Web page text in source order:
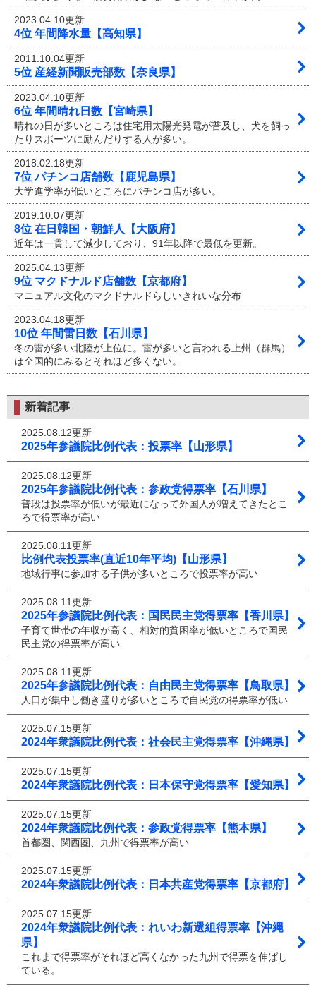
2023.04.10更新
4位 年間降水量【高知県】
2011.10.04更新
5位 産経新聞販売部数【奈良県】
2023.04.10更新
6位 年間晴れ日数【宮崎県】
晴れの日が多いところは住宅用太陽光発電が普及し、犬を飼っ
たりスポーツに励んだりする人が多い。
2018.02.18更新
7位 パチンコ店舗数【鹿児島県】
大学進学率が低いところにパチンコ店が多い。
2019.10.07更新
8位 在日韓国・朝鮮人【大阪府】
近年は一貫して減少しており、91年以降で最低を更新。
2025.04.13更新
9位 マクドナルド店舗数【京都府】
マニュアル文化のマクドナルドらしいきれいな分布
2023.04.18更新
10位 年間雷日数【石川県】
冬の雷が多い北陸が上位に。雷が多いと言われる上州（群馬）
は全国的にみるとそれほど多くない。
新着記事
2025.08.12更新
2025年参議院比例代表：投票率【山形県】
2025.08.12更新
2025年参議院比例代表：参政党得票率【石川県】
普段は投票率が低いが最近になって外国人が増えてきたとこ
ろで得票率が高い
2025.08.11更新
比例代表投票率(直近10年平均)【山形県】
地域行事に参加する子供が多いところで投票率が高い
2025.08.11更新
2025年参議院比例代表：国民民主党得票率【香川県】
子育て世帯の年収が高く、相対的貧困率が低いところで国民
民主党の得票率が高い
2025.08.11更新
2025年参議院比例代表：自由民主党得票率【鳥取県】
人口が集中し働き盛りが多いところで自民党の得票率が低い
2025.07.15更新
2024年衆議院比例代表：社会民主党得票率【沖縄県】
2025.07.15更新
2024年衆議院比例代表：日本保守党得票率【愛知県】
2025.07.15更新
2024年衆議院比例代表：参政党得票率【熊本県】
首都圏、関西圏、九州で得票率が高い
2025.07.15更新
2024年衆議院比例代表：日本共産党得票率【京都府】
2025.07.15更新
2024年衆議院比例代表：れいわ新選組得票率【沖縄
県】
これまで得票率がそれほど高くなかった九州で得票を伸ばし
ている。